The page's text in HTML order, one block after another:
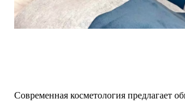
Современная косметология предлагает